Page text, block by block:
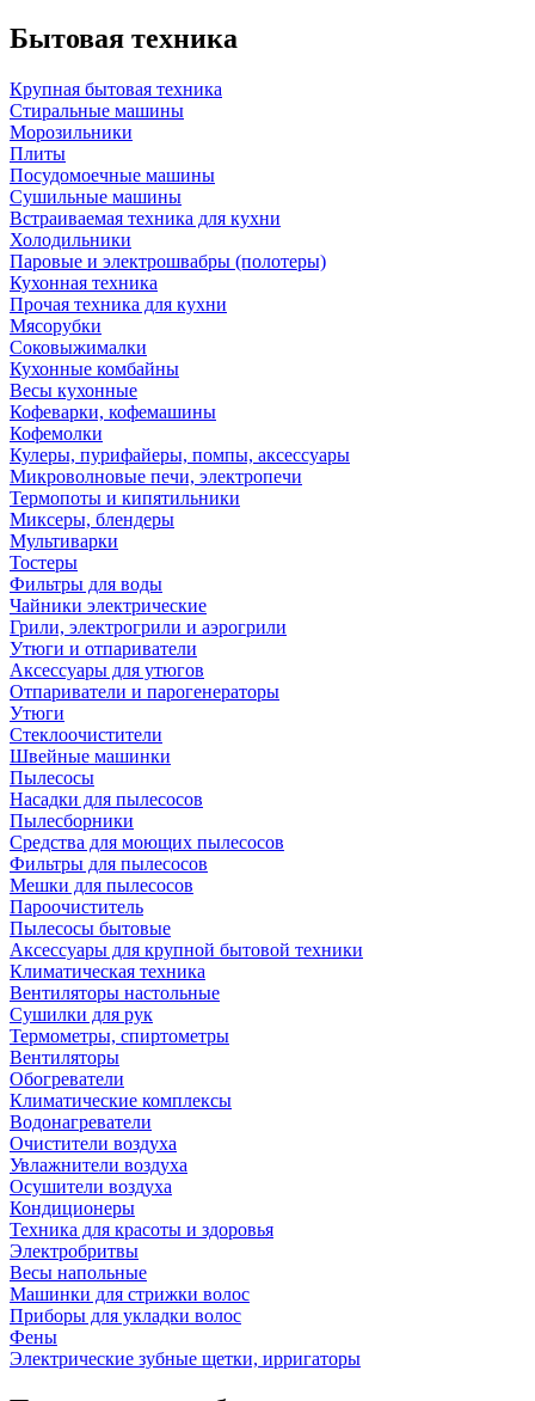
Бытовая техника
Крупная бытовая техника
Стиральные машины
Морозильники
Плиты
Посудомоечные машины
Сушильные машины
Встраиваемая техника для кухни
Холодильники
Паровые и электрошвабры (полотеры)
Кухонная техника
Прочая техника для кухни
Мясорубки
Соковыжималки
Кухонные комбайны
Весы кухонные
Кофеварки, кофемашины
Кофемолки
Кулеры, пурифайеры, помпы, аксессуары
Микроволновые печи, электропечи
Термопоты и кипятильники
Миксеры, блендеры
Мультиварки
Тостеры
Фильтры для воды
Чайники электрические
Грили, электрогрили и аэрогрили
Утюги и отпариватели
Аксессуары для утюгов
Отпариватели и парогенераторы
Утюги
Стеклоочистители
Швейные машинки
Пылесосы
Насадки для пылесосов
Пылесборники
Средства для моющих пылесосов
Фильтры для пылесосов
Мешки для пылесосов
Пароочиститель
Пылесосы бытовые
Аксессуары для крупной бытовой техники
Климатическая техника
Вентиляторы настольные
Сушилки для рук
Термометры, спиртометры
Вентиляторы
Обогреватели
Климатические комплексы
Водонагреватели
Очистители воздуха
Увлажнители воздуха
Осушители воздуха
Кондиционеры
Техника для красоты и здоровья
Электробритвы
Весы напольные
Машинки для стрижки волос
Приборы для укладки волос
Фены
Электрические зубные щетки, ирригаторы